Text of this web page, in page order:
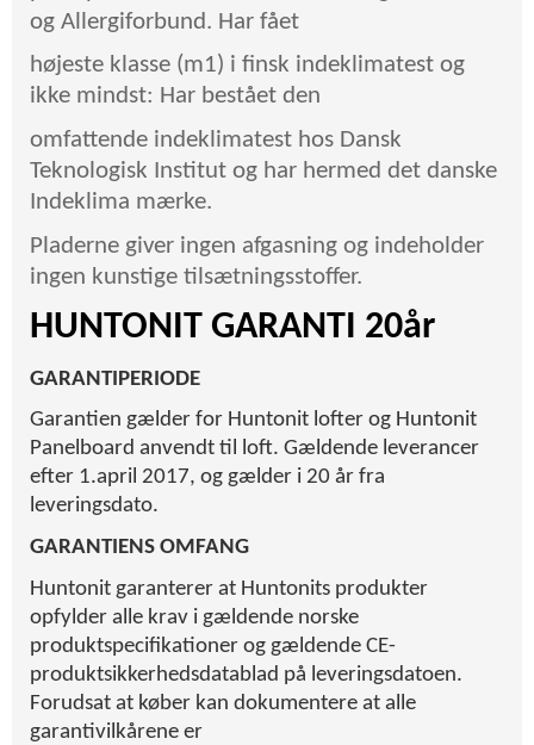
og Allergiforbund. Har fået
højeste klasse (m1) i finsk indeklimatest og
ikke mindst: Har bestået den
omfattende indeklimatest hos Dansk
Teknologisk Institut og har hermed det danske
Indeklima mærke.
Pladerne giver ingen afgasning og indeholder
ingen kunstige tilsætningsstoffer.
HUNTONIT GARANTI 20år
GARANTIPERIODE
Garantien gælder for Huntonit lofter og Huntonit
Panelboard anvendt til loft. Gældende leverancer
efter 1.april 2017, og gælder i 20 år fra
leveringsdato.
GARANTIENS OMFANG
Huntonit garanterer at Huntonits produkter
opfylder alle krav i gældende norske
produktspecifikationer og gældende CE-
produktsikkerhedsdatablad på leveringsdatoen.
Forudsat at køber kan dokumentere at alle
garantivilkårene er